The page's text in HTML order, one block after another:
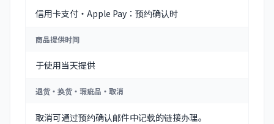
信用卡支付・Apple Pay：预约确认时
商品提供时间
于使用当天提供
退货・换货・瑕疵品・取消
取消可通过预约确认邮件中记载的链接办理。